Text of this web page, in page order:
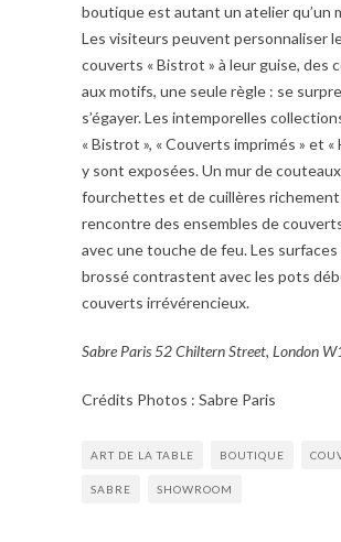
boutique est autant un atelier qu’un
Les visiteurs peuvent personnaliser
couverts « Bistrot » à leur guise, des
aux motifs, une seule règle : se
s’égayer. Les intemporelles
« Bistrot », « Couverts imprimés » et «
y sont exposées. Un mur de
fourchettes et de cuillères richement
rencontre des ensembles de
avec une touche de feu. Les surfaces
brossé contrastent avec les pots
couverts irrévérencieux.
Sabre Paris 52 Chiltern Street, London
Crédits Photos : Sabre Paris
ART DE LA TABLE BOUTIQUE
SABRE SHOWROOM